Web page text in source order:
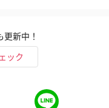
新中！
ック